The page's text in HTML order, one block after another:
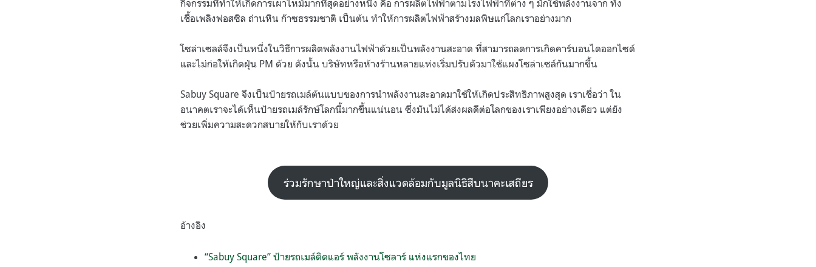
กิจกรรมที่ทำให้เกิดการเผาไหม้มากที่สุดอย่างหนึ่ง คือ การผลิตไฟฟ้าตามโรงไฟฟ้าที่ต่าง ๆ มักใช้พลังงานจาก ทั้ง
เชื้อเพลิงฟอสซิล ถ่านหิน ก๊าซธรรมชาติ เป็นต้น ทำให้การผลิตไฟฟ้าสร้างมลพิษแก่โลกเราอย่างมาก
โซล่าเซลล์จึงเป็นหนึ่งในวิธีการผลิตพลังงานไฟฟ้าด้วยเป็นพลังงานสะอาด ที่สามารถลดการเกิดคาร์บอนไดออกไซด์
และไม่ก่อให้เกิดฝุ่น PM ด้วย ดังนั้น บริษัทหรือห้างร้านหลายแห่งเริ่มปรับตัวมาใช้แผงโซล่าเซล์กันมากขึ้น
Sabuy Square จึงเป็นป้ายรถเมล์ต้นแบบของการนำพลังงานสะอาดมาใช้ให้เกิดประสิทธิภาพสูงสุด เราเชื่อว่า ใน
อนาคตเราจะได้เห็นป้ายรถเมล์รักษ์โลกนี้มากขึ้นแน่นอน ซึ่งมันไม่ได้ส่งผลดีต่อโลกของเราเพียงอย่างเดียว แต่ยัง
ช่วยเพิ่มความสะดวกสบายให้กับเราด้วย
ร่วมรักษาป่าใหญ่และสิ่งแวดล้อมกับมูลนิธิสืบนาคะเสถียร
อ้างอิง
“Sabuy Square” ป้ายรถเมล์ติดแอร์ พลังงานโซลาร์ แห่งแรกของไทย